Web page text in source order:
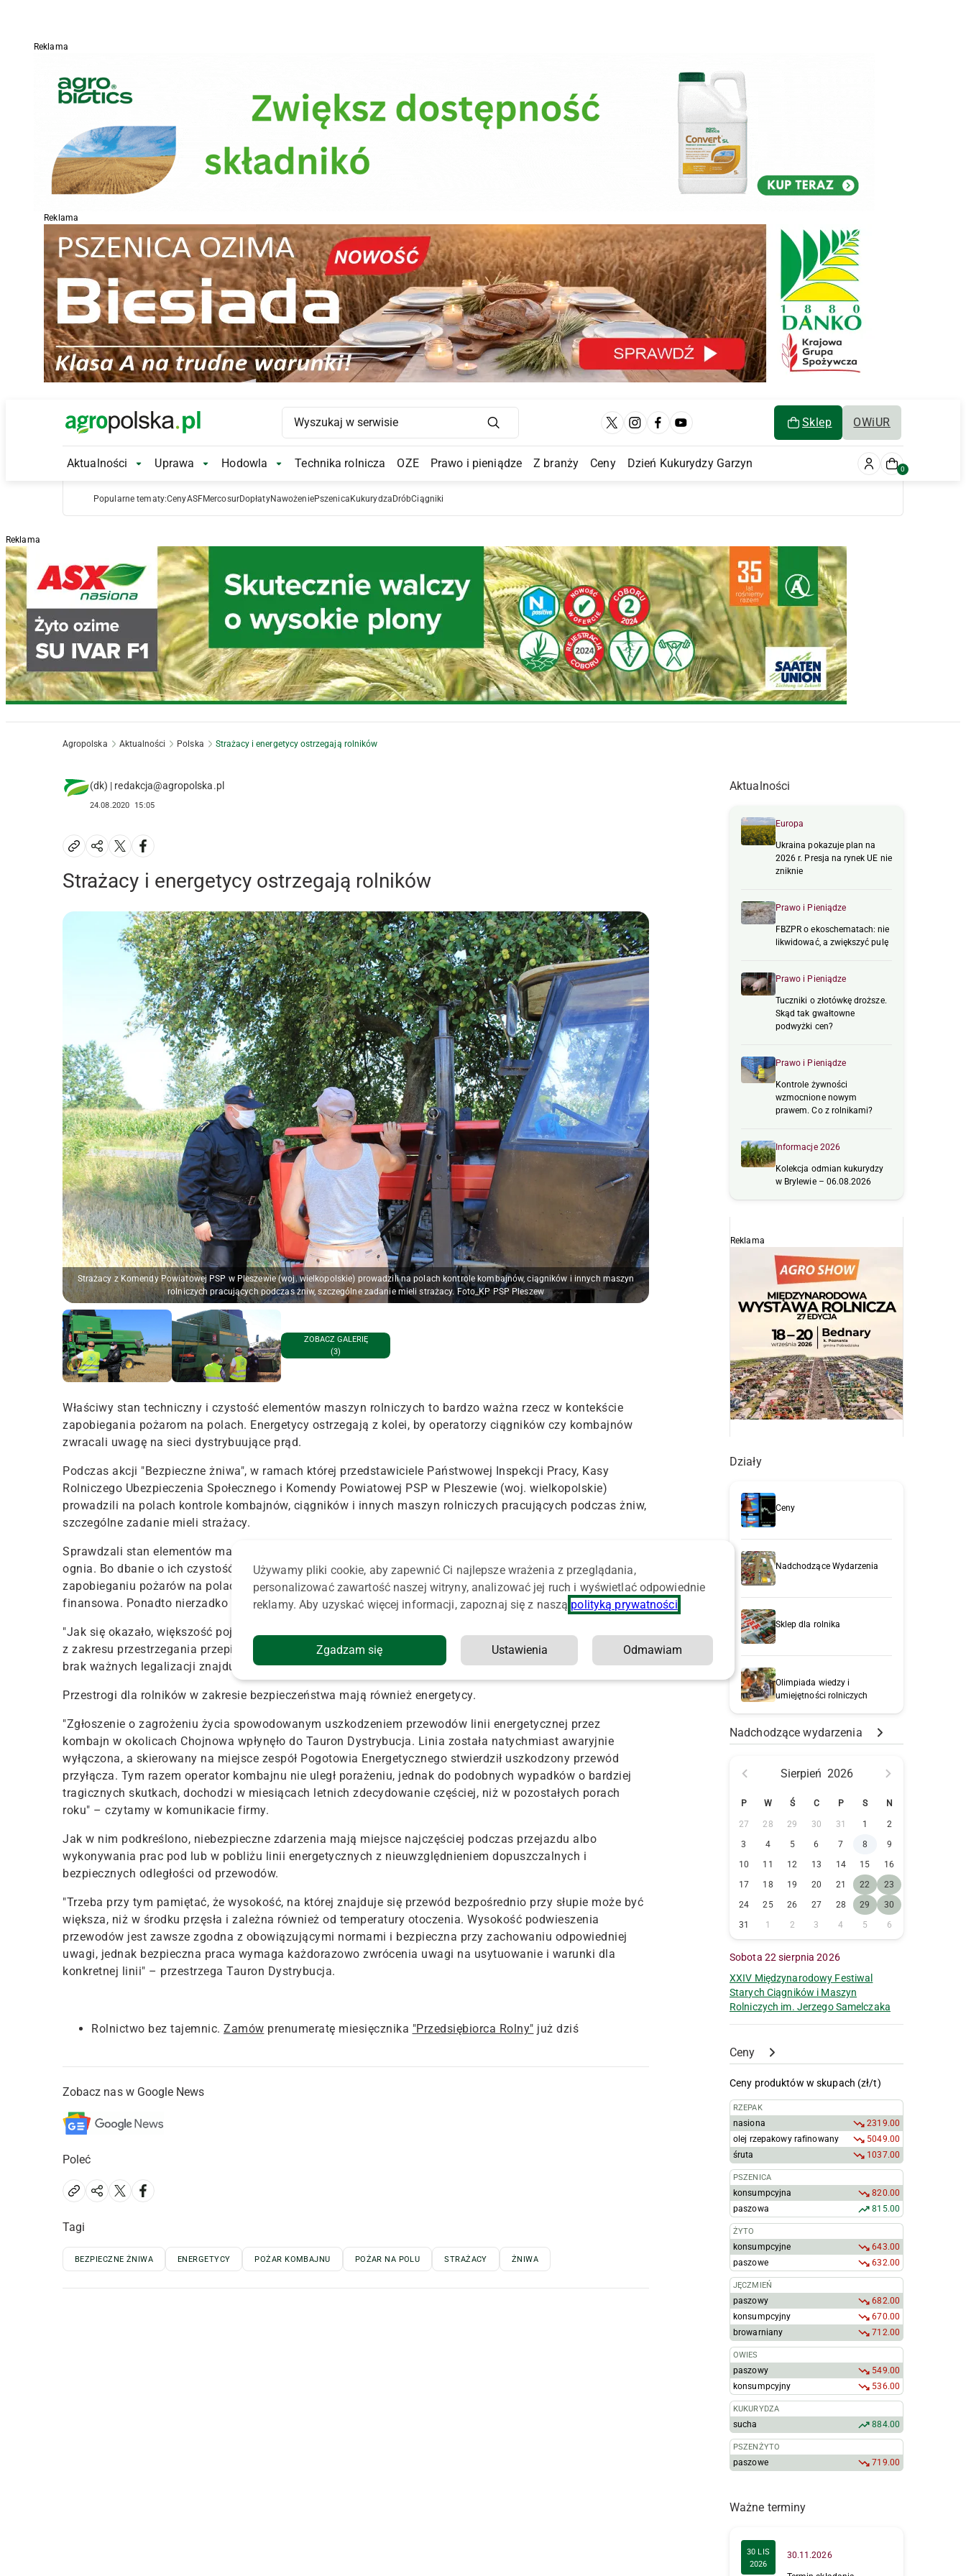
Reklama
Reklama
Main Logo Sklep OWiUR
Main Navigation
Aktualności Aktualności Submenu
Uprawa Uprawa Submenu
Hodowla Hodowla Submenu
Technika rolnicza OZE Prawo i pieniądze Z branży Ceny Dzień Kukurydzy Garzyn 0
Popularne tematy:CenyASFMercosurDopłatyNawożeniePszenica Kukurydza DróbCiągniki
Reklama
Agropolska Aktualności Polska Strażacy i energetycy ostrzegają rolników
(dk) | redakcja@agropolska.pl
24.08.2020 15:05
Strażacy i energetycy ostrzegają rolników
Strażacy z Komendy Powiatowej PSP w Pleszewie (woj. wielkopolskie) prowadzili na polach kontrole kombajnów, ciągników i innych maszyn
rolniczych pracujących podczas żniw, szczególne zadanie mieli strażacy. Foto_KP PSP Pleszew
ZOBACZ GALERIĘ
(3)
Właściwy stan techniczny i czystość elementów maszyn rolniczych to bardzo ważna rzecz w kontekście
zapobiegania pożarom na polach. Energetycy ostrzegają z kolei, by operatorzy ciągników czy kombajnów
zwracali uwagę na sieci dystrybuujące prąd.
Podczas akcji "Bezpieczne żniwa", w ramach której przedstawiciele Państwowej Inspekcji Pracy, Kasy
Rolniczego Ubezpieczenia Społecznego i Komendy Powiatowej PSP w Pleszewie (woj. wielkopolskie)
prowadzili na polach kontrole kombajnów, ciągników i innych maszyn rolniczych pracujących podczas żniw,
szczególne zadanie mieli strażacy.
Sprawdzali stan elementów maszyn – tych najbardziej newralgicznych i narażonych na pojawienie się
ognia. Bo dbanie o ich czystość, prawidłowe działanie, smarowanie itd. jest istotnym elementem w
zapobieganiu pożarów na polach. A taka płonąca maszyna to zazwyczaj dla gospodarza olbrzymia strata
finansowa. Ponadto nierzadko od maszyn właśnie zapalają się zboża na pniu i ścierniska.
"Jak się okazało, większość pojazdów była znakomicie do żniw przygotowana, a jedyną nieprawidłowością
z zakresu przestrzegania przepisów ochrony przeciwpożarowej, jaką czasem zdarzało się napotykać, był
brak ważnych legalizacji znajdujących się w pojazdach gaśnic" – podaje pleszewska KP PSP.
Przestrogi dla rolników w zakresie bezpieczeństwa mają również energetycy.
"Zgłoszenie o zagrożeniu życia spowodowanym uszkodzeniem przewodów linii energetycznej przez
kombajn w okolicach Chojnowa wpłynęło do Tauron Dystrybucja. Linia została natychmiast awaryjnie
wyłączona, a skierowany na miejsce zespół Pogotowia Energetycznego stwierdził uszkodzony przewód
przyłącza. Tym razem operator kombajnu nie uległ porażeniu, jednak do podobnych wypadków o bardziej
tragicznych skutkach, dochodzi w miesiącach letnich zdecydowanie częściej, niż w pozostałych porach
roku" – czytamy w komunikacie firmy.
Jak w nim podkreślono, niebezpieczne zdarzenia mają miejsce najczęściej podczas przejazdu albo
wykonywania prac pod lub w pobliżu linii energetycznych z nieuwzględnieniem dopuszczalnych i
bezpiecznych odległości od przewodów.
"Trzeba przy tym pamiętać, że wysokość, na której znajduje się przewód bezpośrednio przy słupie może być
większa, niż w środku przęsła i zależna również od temperatury otoczenia. Wysokość podwieszenia
przewodów jest zawsze zgodna z obowiązującymi normami i bezpieczna przy zachowaniu odpowiedniej
uwagi, jednak bezpieczna praca wymaga każdorazowo zwrócenia uwagi na usytuowanie i warunki dla
konkretnej linii" – przestrzega Tauron Dystrybucja.
Rolnictwo bez tajemnic. Zamów prenumeratę miesięcznika "Przedsiębiorca Rolny" już dziś
Zobacz nas w Google News
Poleć
Tagi
BEZPIECZNE ŻNIWA ENERGETYCY POŻAR KOMBAJNU POŻAR NA POLU STRAŻACY ŻNIWA
Aktualności
Europa
Ukraina pokazuje plan na
2026 r. Presja na rynek UE nie
zniknie
Prawo i Pieniądze
FBZPR o ekoschematach: nie
likwidować, a zwiększyć pulę
Prawo i Pieniądze
Tuczniki o złotówkę droższe.
Skąd tak gwałtowne
podwyżki cen?
Prawo i Pieniądze
Kontrole żywności
wzmocnione nowym
prawem. Co z rolnikami?
Informacje 2026
Kolekcja odmian kukurydzy
w Brylewie – 06.08.2026
Reklama
Działy
Ceny
Nadchodzące Wydarzenia
Sklep dla rolnika
Olimpiada wiedzy i
umiejętności rolniczych
Nadchodzące wydarzenia
Sierpień 2026
P W Ś C P S N
27 28 29 30 31 1
2
3
4 5 6 7 8
9
10
11 12 13 14 15
16
17
18 19 20 21 22
23
24
25 26 27 28 29
30
31
1 2 3 4 5 6
Sobota 22 sierpnia 2026
XXIV Międzynarodowy Festiwal
Starych Ciągników i Maszyn
Rolniczych im. Jerzego Samelczaka
Ceny
Ceny produktów w skupach (zł/t)
RZEPAK
nasiona
2319.00
olej rzepakowy rafinowany
5049.00
śruta
1037.00
PSZENICA
konsumpcyjna
820.00
paszowa
815.00
ŻYTO
konsumpcyjne
643.00
paszowe
632.00
JĘCZMIEŃ
paszowy
682.00
konsumpcyjny
670.00
browarniany
712.00
OWIES
paszowy
549.00
konsumpcyjny
536.00
KUKURYDZA
sucha 884.00
PSZENŻYTO
paszowe 719.00
Ważne terminy
30 LIS
2026
30.11.2026
Używamy pliki cookie, aby zapewnić Ci najlepsze wrażenia z przeglądania,
personalizować zawartość naszej witryny, analizować jej ruch i wyświetlać odpowiednie
reklamy. Aby uzyskać więcej informacji, zapoznaj się z naszą polityką prywatności
Zgadzam się Ustawienia Odmawiam